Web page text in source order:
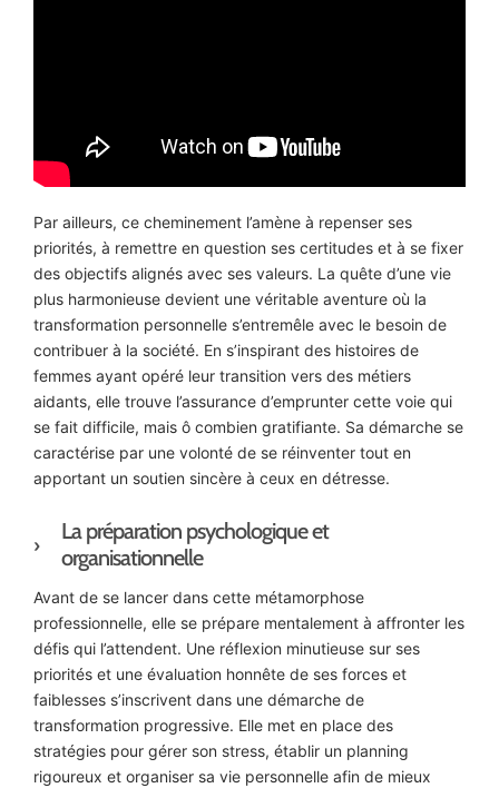
Par ailleurs, ce cheminement l’amène à repenser ses
priorités, à remettre en question ses certitudes et à se fixer
des objectifs alignés avec ses valeurs. La quête d’une vie
plus harmonieuse devient une véritable aventure où la
transformation personnelle s’entremêle avec le besoin de
contribuer à la société. En s’inspirant des histoires de
femmes ayant opéré leur transition vers des métiers
aidants, elle trouve l’assurance d’emprunter cette voie qui
se fait difficile, mais ô combien gratifiante. Sa démarche se
caractérise par une volonté de se réinventer tout en
apportant un soutien sincère à ceux en détresse.
La préparation psychologique et
organisationnelle
Avant de se lancer dans cette métamorphose
professionnelle, elle se prépare mentalement à affronter les
défis qui l’attendent. Une réflexion minutieuse sur ses
priorités et une évaluation honnête de ses forces et
faiblesses s’inscrivent dans une démarche de
transformation progressive. Elle met en place des
stratégies pour gérer son stress, établir un planning
rigoureux et organiser sa vie personnelle afin de mieux